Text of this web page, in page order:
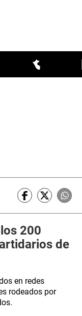
200
de
en redes
rodeados por